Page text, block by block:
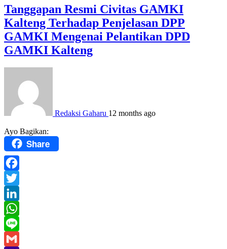
Tanggapan Resmi Civitas GAMKI
Kalteng Terhadap Penjelasan DPP
GAMKI Mengenai Pelantikan DPD
GAMKI Kalteng
Redaksi Gaharu 12 months ago
Ayo Bagikan:
Share
Facebook
Twitter
LinkedIn
WhatsApp
Line